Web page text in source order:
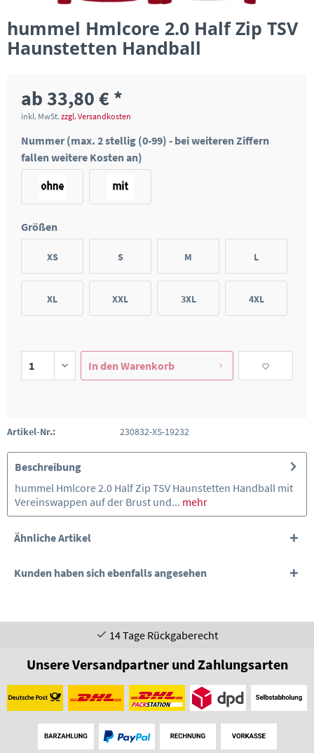
hummel Hmlcore 2.0 Half Zip TSV
Haunstetten Handball
ab 33,80 € *
inkl. MwSt. zzgl. Versandkosten
Nummer (max. 2 stellig (0-99) - bei weiteren Ziffern
fallen weitere Kosten an)
Größen
XS S M L
XL XXL 3XL 4XL
In den Warenkorb
Artikel-Nr.: 230832-XS-19232
Beschreibung
hummel Hmlcore 2.0 Half Zip TSV Haunstetten Handball mit
Vereinswappen auf der Brust und... mehr
Ähnliche Artikel
Kunden haben sich ebenfalls angesehen
14 Tage Rückgaberecht
Unsere Versandpartner und Zahlungsarten